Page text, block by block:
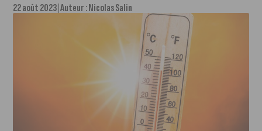
22 août 2023 Auteur :Nicolas Salin